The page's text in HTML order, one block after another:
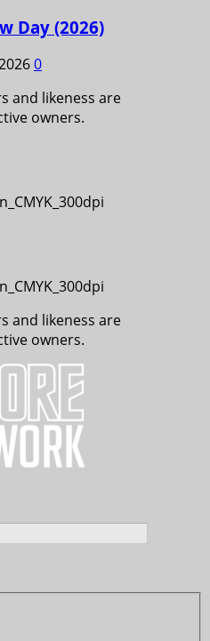
Day (2026)
0
and likeness are
owners.
and likeness are
owners.